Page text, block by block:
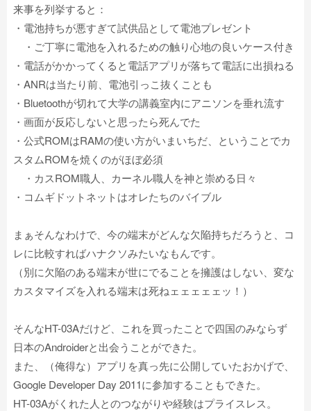
来事を列挙すると：
・電池持ちが悪すぎて試供品として電池プレゼント
・ご丁寧に電池を入れるための触り心地の良いケース付き
・電話がかかってくると電話アプリが落ちて電話に出損ねる
・ANRは当たり前、電池引っこ抜くことも
・Bluetoothが切れて大学の講義室内にアニソンを垂れ流す
・画面が反応しないと思ったら死んでた
・公式ROMはRAMの使い方がいまいちだ、ということでカ
スタムROMを焼くのがほぼ必須
・カスROM職人、カーネル職人を神と崇める日々
・コムギドットネットはオレたちのバイブル
まぁそんなわけで、今の端末がどんな欠陥持ちだろうと、コ
レに比較すればハナクソみたいなもんです。
（別に欠陥のある端末が世にでることを擁護はしない、変な
カスタマイズを入れる端末は死ねェェェェェッ！）
そんなHT-03Aだけど、これを買ったことで四国のみならず
日本のAndroiderと出会うことができた。
また、（俺得な）アプリを真っ先に公開していたおかげで、
Google Developer Day 2011に参加することもできた。
HT-03Aがくれた人とのつながりや経験はプライスレス。